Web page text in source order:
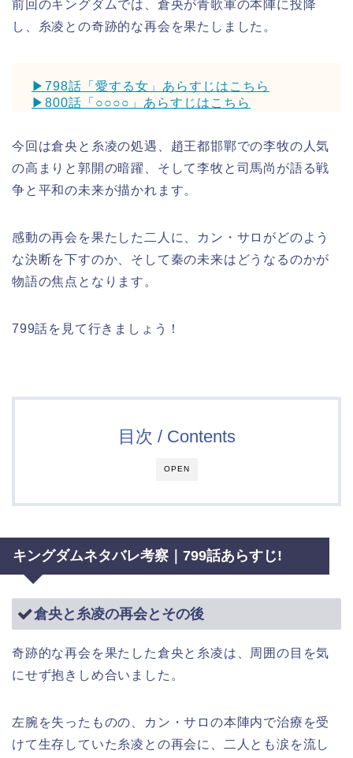
前回のキングダムでは、倉央が青歌軍の本陣に投降
し、糸凌との奇跡的な再会を果たしました。
▶798話「愛する女」あらすじはこちら
▶800話「○○○○」あらすじはこちら
今回は倉央と糸凌の処遇、趙王都邯鄲での李牧の人気
の高まりと郭開の暗躍、そして李牧と司馬尚が語る戦
争と平和の未来が描かれます。
感動の再会を果たした二人に、カン・サロがどのよう
な決断を下すのか、そして秦の未来はどうなるのかが
物語の焦点となります。
799話を見て行きましょう！
OPEN
目次 / Contents
キングダムネタバレ考察｜799話あらすじ!
倉央と糸凌の再会とその後
奇跡的な再会を果たした倉央と糸凌は、周囲の目を気
にせず抱きしめ合いました。
左腕を失ったものの、カン・サロの本陣内で治療を受
けて生存していた糸凌との再会に、二人とも涙を流し